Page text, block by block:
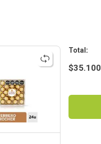
:
$35.100